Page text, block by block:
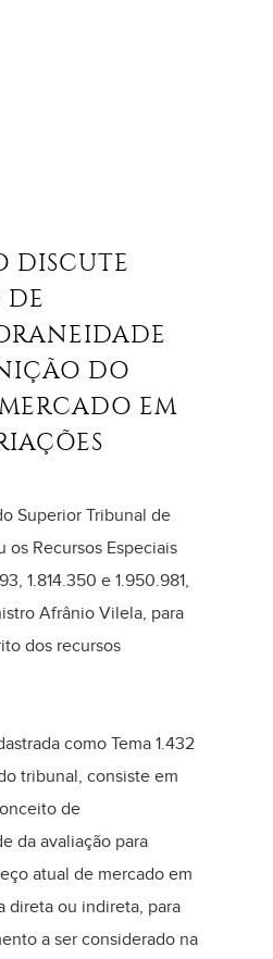
DISCUTE
DE
DO
EM
Superior Tribunal de
os Recursos Especiais
1.814.350 e 1.950.981,
Afrânio Vilela, para
dos recursos
como Tema 1.432
tribunal, consiste em
de
da avaliação para
atual de mercado em
direta ou indireta, para
a ser considerado na